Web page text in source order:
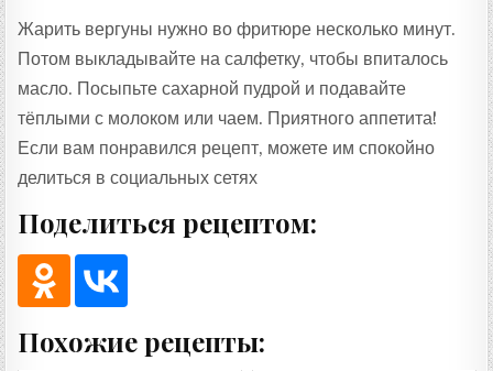
Жарить вергуны нужно во фритюре несколько минут.
Потом выкладывайте на салфетку, чтобы впиталось
масло. Посыпьте сахарной пудрой и подавайте
тёплыми с молоком или чаем. Приятного аппетита!
Если вам понравился рецепт, можете им спокойно
делиться в социальных сетях
Поделиться рецептом:
Похожие рецепты: